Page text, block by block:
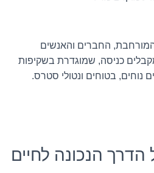
החברים והאנשים
כניסה, שמוגדרת בשקיפות
נוחים, בטוחים ונטולי סטרס.
הנכונה לחיים